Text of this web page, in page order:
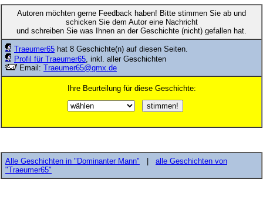
Autoren möchten gerne Feedback haben! Bitte stimmen Sie ab und
schicken Sie dem Autor eine Nachricht
und schreiben Sie was Ihnen an der Geschichte (nicht) gefallen hat.
Traeumer65 hat 8 Geschichte(n) auf diesen Seiten.
Profil für Traeumer65 , inkl. aller Geschichten
Email: Traeumer65@gmx.de
Ihre Beurteilung für diese Geschichte:
Alle Geschichten in "Dominanter Mann"
alle Geschichten von
"Traeumer65"